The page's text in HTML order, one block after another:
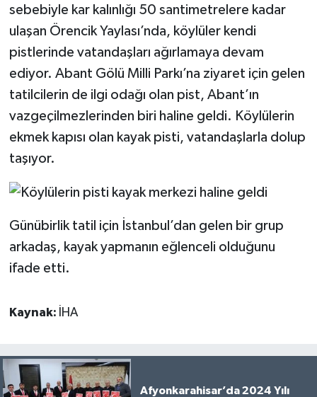
sebebiyle kar kalınlığı 50 santimetrelere kadar
ulaşan Örencik Yaylası’nda, köylüler kendi
pistlerinde vatandaşları ağırlamaya devam
ediyor. Abant Gölü Milli Parkı’na ziyaret için gelen
tatilcilerin de ilgi odağı olan pist, Abant’ın
vazgeçilmezlerinden biri haline geldi. Köylülerin
ekmek kapısı olan kayak pisti, vatandaşlarla dolup
taşıyor.
Günübirlik tatil için İstanbul’dan gelen bir grup
arkadaş, kayak yapmanın eğlenceli olduğunu
ifade etti.
Kaynak: İHA
Afyonkarahisar’da 2024 Yılı